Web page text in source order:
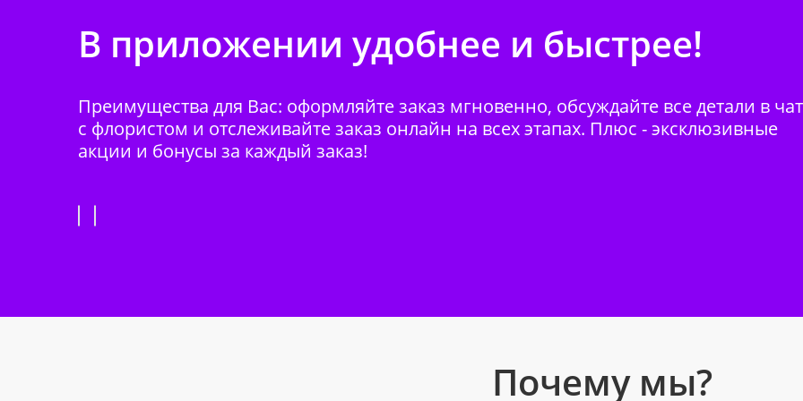
В приложении удобнее и быстрее!
Преимущества для Вас: оформляйте заказ мгновенно, обсуждайте все детали в
с флористом и отслеживайте заказ онлайн на всех этапах. Плюс - эксклюзивные
акции и бонусы за каждый заказ!
Почему мы?